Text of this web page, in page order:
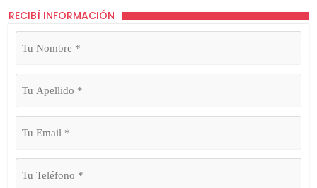
RECIBÍ INFORMACIÓN
Nombre
Apellido
Email
Teléfono